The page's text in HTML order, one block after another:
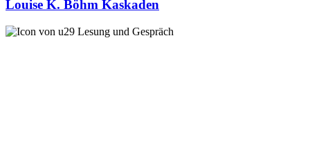
Louise K. Böhm Kaskaden
Lesung und Gespräch